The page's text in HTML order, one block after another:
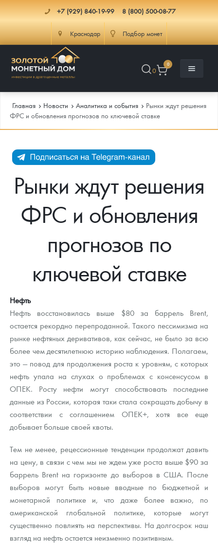
+7 (929) 840-19-99 8 (800) 500-08-77
Краснодар Подбор монет
0
0
Каталог Монет
Инвестиционные монеты
Монеты Россия и СССР
Иностранные
Памятные и старинные монеты
Памятные монеты России и СССР
Монеты Царской России
Монеты стран мира после 1950г
Монеты и жетоны ЗМД
Георгий Победоносец
Аксессуары
Гарри Поттер
Год Лошади
Флот: ледоколы и корабли
Жетоны "Необыкновенные обитатели глубин"
Ювелирные изделия
Золотая карманная галерея
Наборы подарочных и коллекционных монет
Монеты и жетоны из недрагоценных металлов
Книги по нумизматике
Инфо
Как сделать заказ
Подлинность монет
Клуб ЗМД
Памятка для работы с монетами из драгметаллов
Условия возврата
Монеты
Политика конфиденциальности
Политика использования Cookies
Положение по обработке и защите персональных данных
Доставка
Подбор монет
Новости
Аналитика и события
Итоги 2025 года. Прогноз курсов золота, серебра, платины на
2026 год
Скупка слитков
Наши преимущества
Пресс-служба
Главная Новости Аналитика и события
Рынки ждут решения
ФРС и обновления прогнозов по ключевой ставке
Рынки ждут решения
ФРС и обновления
прогнозов по
ключевой ставке
Нефть
Нефть восстановилась выше $80 за баррель Brent,
остается рекордно перепроданной. Такого пессимизма на
рынке нефтяных деривативов, как сейчас, не было за всю
более чем десятилетнюю историю наблюдения. Полагаем,
это — повод для продолжения роста к уровням, с которых
нефть упала на слухах о проблемах с консенсусом в
ОПЕК. Росту нефти могут способствовать последние
данные из России, которая таки стала сокращать добычу в
соответствии с соглашением ОПЕК+, хотя все еще
добывает больше своей квоты.
Тем не менее, рецессионные тенденции продолжат давить
на цену, в связи с чем мы не ждем уже роста выше $90 за
баррель Brent на горизонте до выборов в США. После
выборов могут быть новые вводные по бюджетной и
монетарной политике и, что даже более важно, по
американской глобальной политике, которые могут
существенно повлиять на перспективы. На долгосрок наш
взгляд на нефть остается неизменно позитивным.